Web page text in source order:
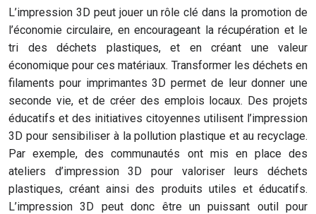
L’impression 3D peut jouer un rôle clé dans la promotion de
l’économie circulaire, en encourageant la récupération et le
tri des déchets plastiques, et en créant une valeur
économique pour ces matériaux. Transformer les déchets en
filaments pour imprimantes 3D permet de leur donner une
seconde vie, et de créer des emplois locaux. Des projets
éducatifs et des initiatives citoyennes utilisent l’impression
3D pour sensibiliser à la pollution plastique et au recyclage.
Par exemple, des communautés ont mis en place des
ateliers d’impression 3D pour valoriser leurs déchets
plastiques, créant ainsi des produits utiles et éducatifs.
L’impression 3D peut donc être un puissant outil pour